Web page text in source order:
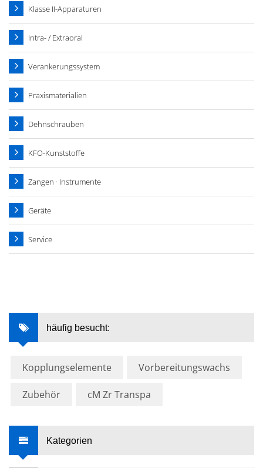
Klasse II-Apparaturen
Intra- / Extraoral
Verankerungssystem
Praxismaterialien
Dehnschrauben
KFO-Kunststoffe
Zangen · Instrumente
Geräte
Service
häufig besucht:
Kopplungselemente Vorbereitungswachs
Zubehör cM Zr Transpa
Kategorien